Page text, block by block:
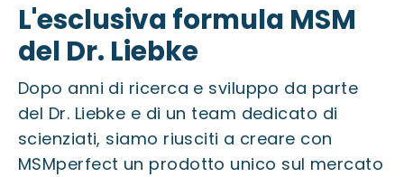
L'esclusiva formula MSM
del Dr. Liebke
Dopo anni di ricerca e sviluppo da parte
del Dr. Liebke e di un team dedicato di
scienziati, siamo riusciti a creare con
MSMperfect un prodotto unico sul mercato